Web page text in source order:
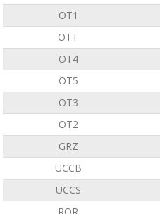
OT1
OTT
OT4
OT5
OT3
OT2
GRZ
UCCB
UCCS